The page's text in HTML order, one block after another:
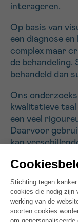
interageren.
Op basis van
een diagnose
complex maar
de behandeling.
behandeld dan
Ons
kwalitatieve
een veel
Daarvoor
kan
tweede fase
elkaar
Op termijn
Voor